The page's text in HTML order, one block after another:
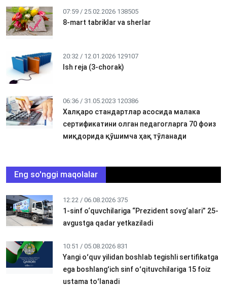
07:59 / 25.02.2026 138505
8-mart tabriklar va sherlar
20:32 / 12.01.2026 129107
Ish reja (3-chorak)
06:36 / 31.05.2023 120386
Халқаро стандартлар асосида малака
сертификатини олган педагогларга 70 фоиз
миқдорида қўшимча ҳақ тўланади
Eng so'nggi maqolalar
12:22 / 06.08.2026 375
1-sinf o‘quvchilariga “Prezident sovg‘alari” 25-
avgustga qadar yetkaziladi
10:51 / 05.08.2026 831
Yangi oʻquv yilidan boshlab tegishli sertifikatga
ega boshlangʻich sinf oʻqituvchilariga 15 foiz
ustama toʻlanadi